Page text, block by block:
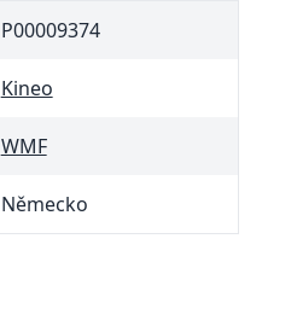
P00009374
Kineo
WMF
Německo